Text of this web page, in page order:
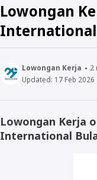
Lulusan D3
Lowongan
International
Lowongan Kerja 2
Updated: 17 Feb 2026
Lowongan Kerja
International